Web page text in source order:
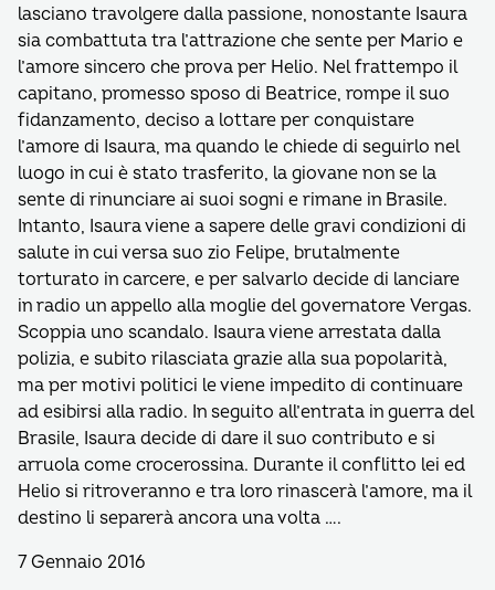
lasciano travolgere dalla passione, nonostante Isaura
sia combattuta tra l’attrazione che sente per Mario e
l’amore sincero che prova per Helio. Nel frattempo il
capitano, promesso sposo di Beatrice, rompe il suo
fidanzamento, deciso a lottare per conquistare
l’amore di Isaura, ma quando le chiede di seguirlo nel
luogo in cui è stato trasferito, la giovane non se la
sente di rinunciare ai suoi sogni e rimane in Brasile.
Intanto, Isaura viene a sapere delle gravi condizioni di
salute in cui versa suo zio Felipe, brutalmente
torturato in carcere, e per salvarlo decide di lanciare
in radio un appello alla moglie del governatore Vergas.
Scoppia uno scandalo. Isaura viene arrestata dalla
polizia, e subito rilasciata grazie alla sua popolarità,
ma per motivi politici le viene impedito di continuare
ad esibirsi alla radio. In seguito all’entrata in guerra del
Brasile, Isaura decide di dare il suo contributo e si
arruola come crocerossina. Durante il conflitto lei ed
Helio si ritroveranno e tra loro rinascerà l’amore, ma il
destino li separerà ancora una volta ….
7 Gennaio 2016